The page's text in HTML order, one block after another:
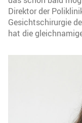
Direktor der
Gesichtschirurgie
hat die